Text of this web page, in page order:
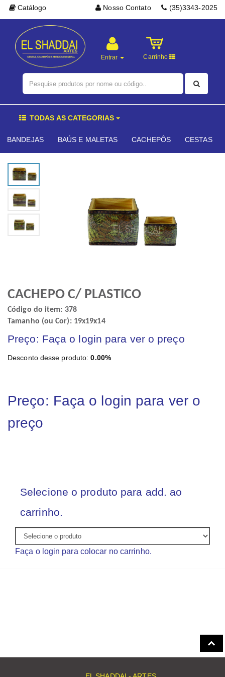
Nosso Contato (35)3343-2025
Catálogo
Entrar Carrinho
TODAS AS CATEGORIAS
BANDEJAS BAÚS E MALETAS CACHEPÔS CESTAS
CACHEPO C/ PLASTICO
Código do item: 378
Tamanho (ou Cor): 19x19x14
Preço: Faça o login para ver o preço
Desconto desse produto:0.00%
Preço: Faça o login para ver o
preço
Selecione o produto para add. ao
carrinho.
Faça o login para colocar no carrinho.